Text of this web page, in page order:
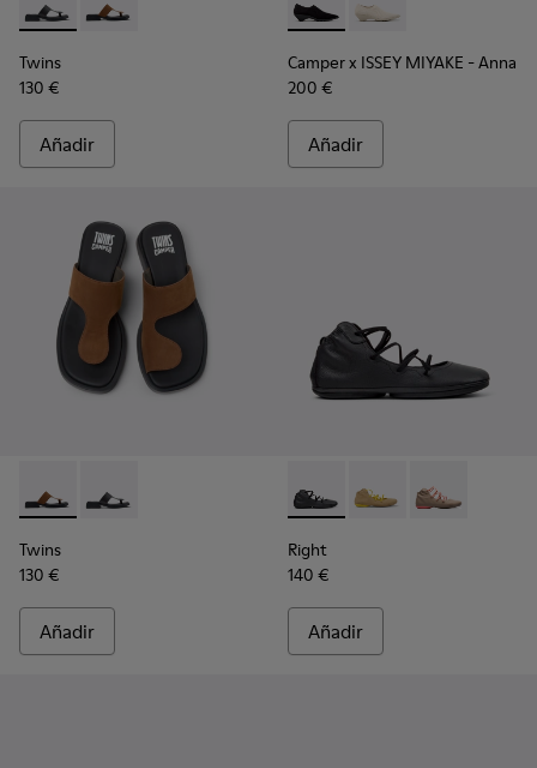
Twins - K201745-002 - Sandalias de piel negra para mujer.
Twins - K201745-003 - Sandalias de nobuk marrón
Twins
130 €
Añadir
Camper x ISSEY MIYAKE -
Camper x ISSEY
Camper x ISSEY MIYAKE - Anna
200 €
Añadir
Twins - K201745-003 - Sandalias de nobuk marrón para
Twins - K201745-002 - Sandalias de piel negra para
Twins
130 €
Añadir
Right - K400194-029 -
Right - K400194-026
Right -
Right
140 €
Añadir